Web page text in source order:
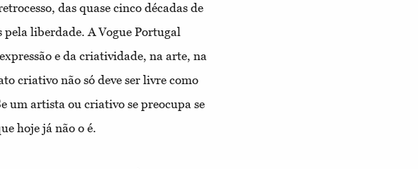
das quase cinco décadas de
liberdade. A Vogue Portugal
e da criatividade, na arte, na
criativo não só deve ser livre como
um artista ou criativo se preocupa se
hoje já não o é.